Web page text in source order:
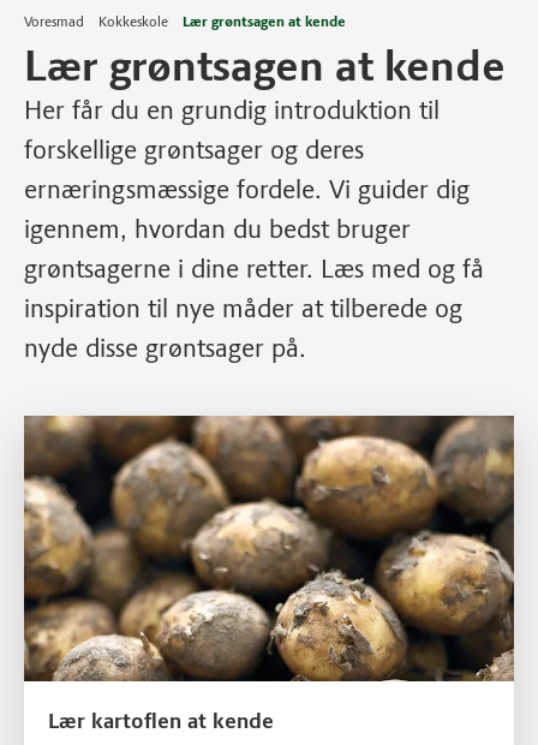
Voresmad Kokkeskole Lær grøntsagen at kende
Lær grøntsagen at kende
Her får du en grundig introduktion til
forskellige grøntsager og deres
ernæringsmæssige fordele. Vi guider dig
igennem, hvordan du bedst bruger
grøntsagerne i dine retter. Læs med og få
inspiration til nye måder at tilberede og
nyde disse grøntsager på.
Læs mere om Lær kartoflen at kende
Lær kartoflen at kende